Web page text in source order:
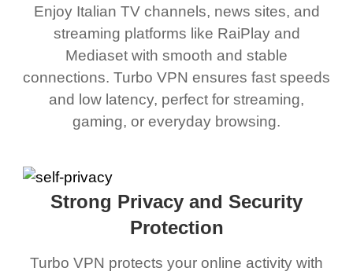
Enjoy Italian TV channels, news sites, and
streaming platforms like RaiPlay and
Mediaset with smooth and stable
connections. Turbo VPN ensures fast speeds
and low latency, perfect for streaming,
gaming, or everyday browsing.
Strong Privacy and Security
Protection
Turbo VPN protects your online activity with